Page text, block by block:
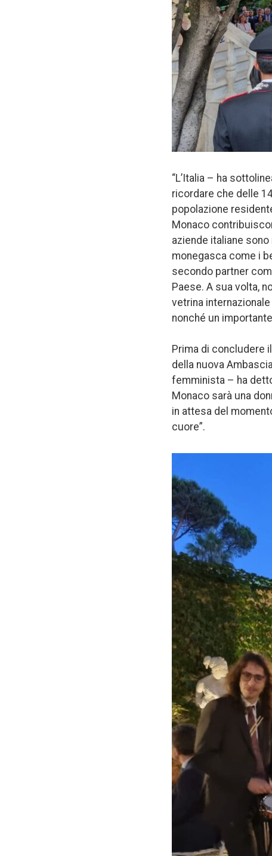
“L’Italia – ha
ricordare che delle
popolazione
Monaco
aziende italiane
monegasca come i
secondo partner
Paese. A sua volta,
vetrina internazionale
nonché un
Prima di concludere
della nuova
femminista – ha
Monaco sarà una
in attesa del
cuore”.